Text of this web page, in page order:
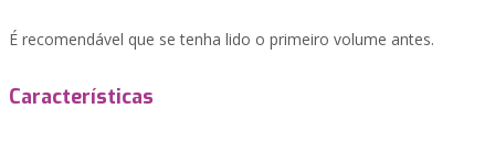
É recomendável que se tenha lido o primeiro volume antes.
Características